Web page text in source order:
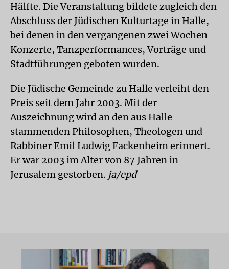
Hälfte. Die Veranstaltung bildete zugleich den
Abschluss der Jüdischen Kulturtage in Halle,
bei denen in den vergangenen zwei Wochen
Konzerte, Tanzperformances, Vorträge und
Stadtführungen geboten wurden.
Die Jüdische Gemeinde zu Halle verleiht den
Preis seit dem Jahr 2003. Mit der
Auszeichnung wird an den aus Halle
stammenden Philosophen, Theologen und
Rabbiner Emil Ludwig Fackenheim erinnert.
Er war 2003 im Alter von 87 Jahren in
Jerusalem gestorben. ja/epd